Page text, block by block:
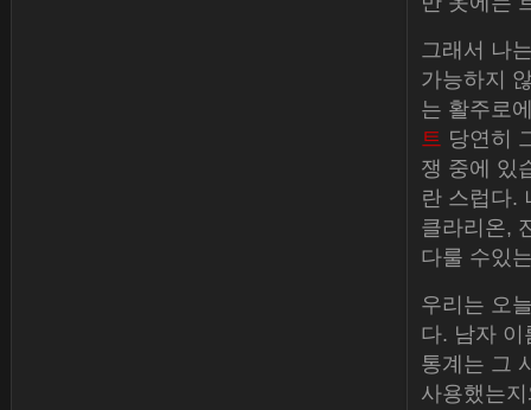
그래서 나
가능하지
는 활주로
트 당연히
쟁 중에 있
란 스럽다.
클라리온,
다룰 수있
우리는 오
다. 남자
통계는 그
사용했는